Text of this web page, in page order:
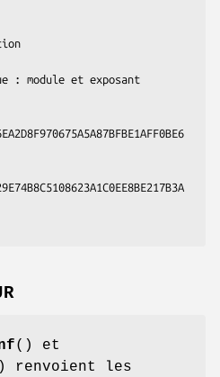
() et
renvoient les